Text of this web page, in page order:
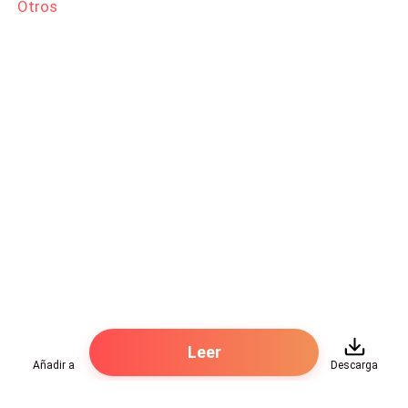
Otros
Añadir a
Leer
Descarga